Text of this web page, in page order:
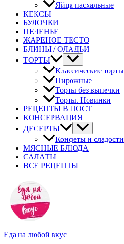
Яйца пасхальные
КЕКСЫ
БУЛОЧКИ
ПЕЧЕНЬЕ
ЖАРЕНОЕ ТЕСТО
БЛИНЫ / ОЛАДЬИ
ТОРТЫ
Классические торты
Пирожные
Торты без выпечки
Торты. Новинки
РЕЦЕПТЫ В ПОСТ
КОНСЕРВАЦИЯ
ДЕСЕРТЫ
Конфеты и сладости
МЯСНЫЕ БЛЮДА
САЛАТЫ
ВСЕ РЕЦЕПТЫ
Еда на любой вкус